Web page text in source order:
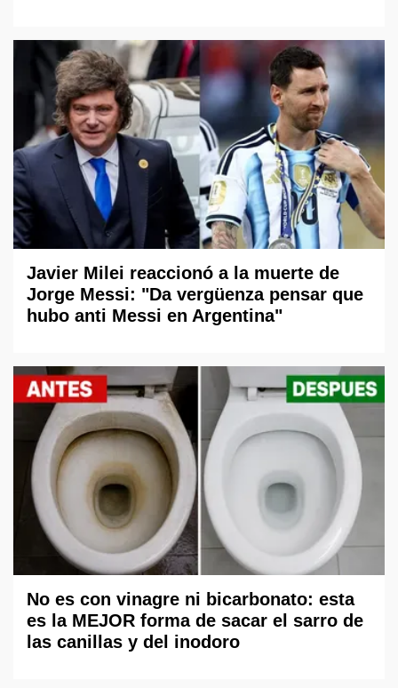
Javier Milei reaccionó a la muerte de
Jorge Messi: "Da vergüenza pensar que
hubo anti Messi en Argentina"
No es con vinagre ni bicarbonato: esta
es la MEJOR forma de sacar el sarro de
las canillas y del inodoro